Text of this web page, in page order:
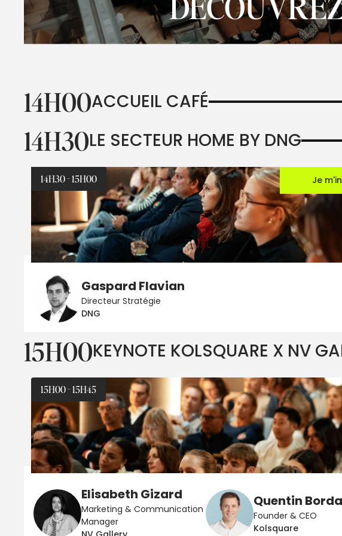
14H00ACCUEIL CAFÉ
14H30LE SECTEUR HOME BY DNG
14H30 - 15H00 Je
Gaspard Flavian
Directeur Stratégie
DNG
15H00KEYNOTE KOLSQUARE X NV
15H00 - 15H45
Elisabeth Gizard
Marketing & Communication
Manager
Quentin
Founder & CEO
Kolsquare